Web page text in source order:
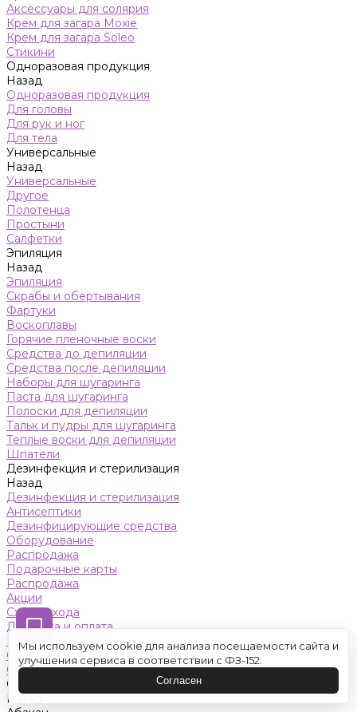
Аксессуары для солярия
Крем для загара Moxie
Крем для загара Soleo
Стикини
Одноразовая продукция
Назад
Одноразовая продукция
Для головы
Для рук и ног
Для тела
Универсальные
Назад
Универсальные
Другое
Полотенца
Простыни
Салфетки
Эпиляция
Назад
Эпиляция
Скрабы и обертывания
Фартуки
Воскоплавы
Горячие пленочные воски
Средства до депиляции
Средства после депиляции
Наборы для шугаринга
Паста для шугаринга
Полоски для депиляции
Тальк и пудры для шугаринга
Теплые воски для депиляции
Шпатели
Дезинфекция и стерилизация
Назад
Дезинфекция и стерилизация
Антисептики
Дезинфицирующие средства
Оборудование
Распродажа
Подарочные карты
Распродажа
Акции
Схемы ухода
Доставка и оплата
Контакты
Обучение
Салон красоты
Оренбург
Назад
Мы используем cookie для анализа посещаемости сайта и
улучшения сервиса в соответствии с ФЗ-152.
Согласен